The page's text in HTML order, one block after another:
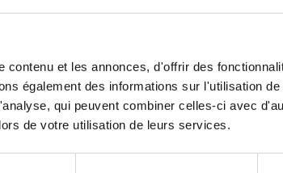
contenu et les annonces, d'offrir des
également des informations sur l'utilisation
qui peuvent combiner celles-ci avec
de votre utilisation de leurs services.
de la
– selon
vie